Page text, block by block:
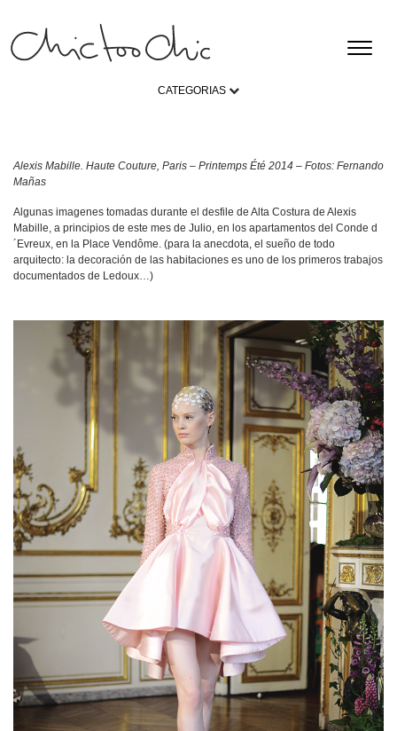
CATEGORIAS
Alexis Mabille. Haute Couture, Paris – Printemps Été 2014 – Fotos: Fernando
Mañas
Algunas imagenes tomadas durante el desfile de Alta Costura de Alexis
Mabille, a principios de este mes de Julio, en los apartamentos del Conde d
´Evreux, en la Place Vendôme. (para la anecdota, el sueño de todo
arquitecto: la decoración de las habitaciones es uno de los primeros trabajos
documentados de Ledoux…)